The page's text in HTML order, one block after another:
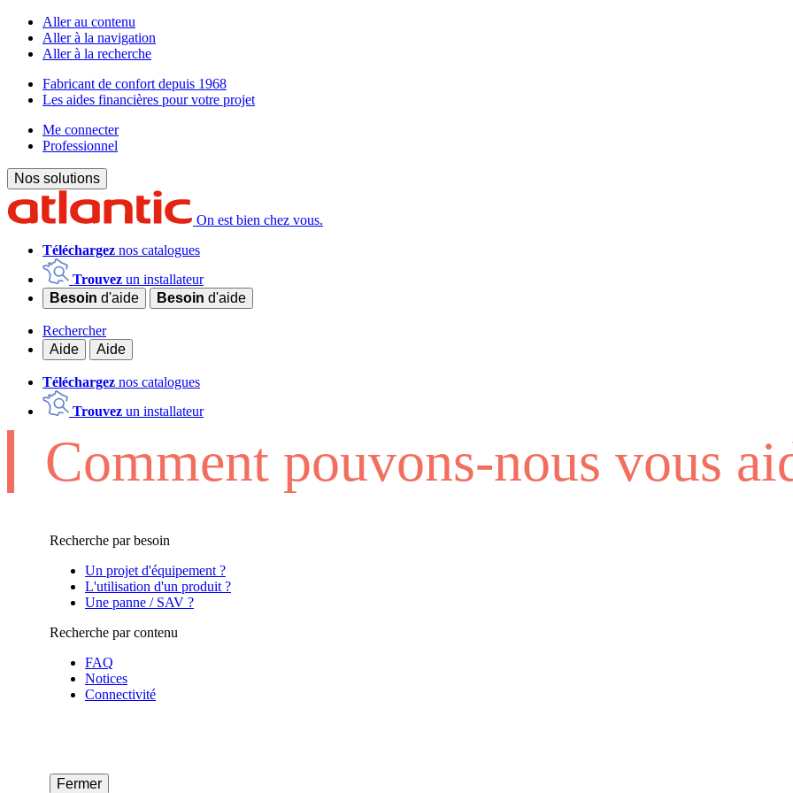
Aller au contenu
Aller à la navigation
Aller à la recherche
Fabricant de confort depuis 1968
Les aides financières pour votre projet
Me connecter
Professionnel
Nos solutions
On est bien chez vous.
Téléchargez nos catalogues
Trouvez un installateur
Besoin d'aide Besoin d'aide
Rechercher
Aide
Aide
Téléchargez nos catalogues
Trouvez un installateur
Comment pouvons-nous vous
Recherche par besoin
Un projet d'équipement ?
L'utilisation d'un produit ?
Une panne / SAV ?
Recherche par contenu
FAQ
Notices
Connectivité
Fermer